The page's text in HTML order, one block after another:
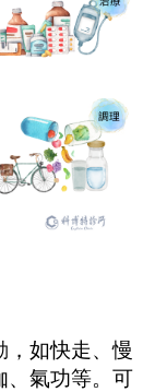
，如快走、慢
、氣功等。可